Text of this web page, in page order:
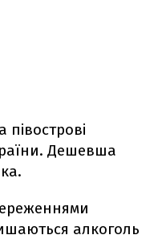
Дешевша
алкоголь